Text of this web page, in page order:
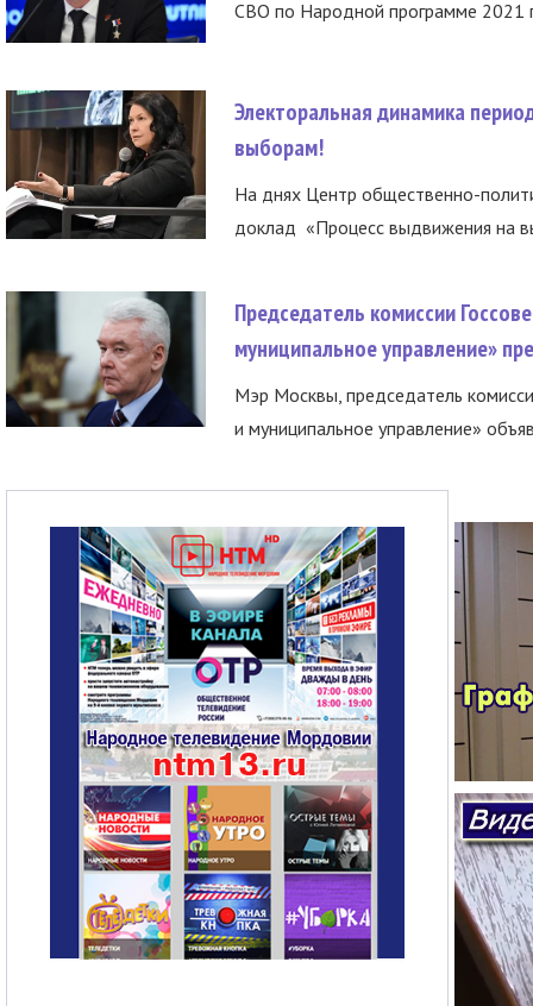
СВО по Народной программе 2021
Электоральная динамика
выборам!
На днях Центр общественно-
доклад «Процесс выдвижения на
Председатель комиссии
муниципальное управление»
Мэр Москвы, председатель
и муниципальное управление»